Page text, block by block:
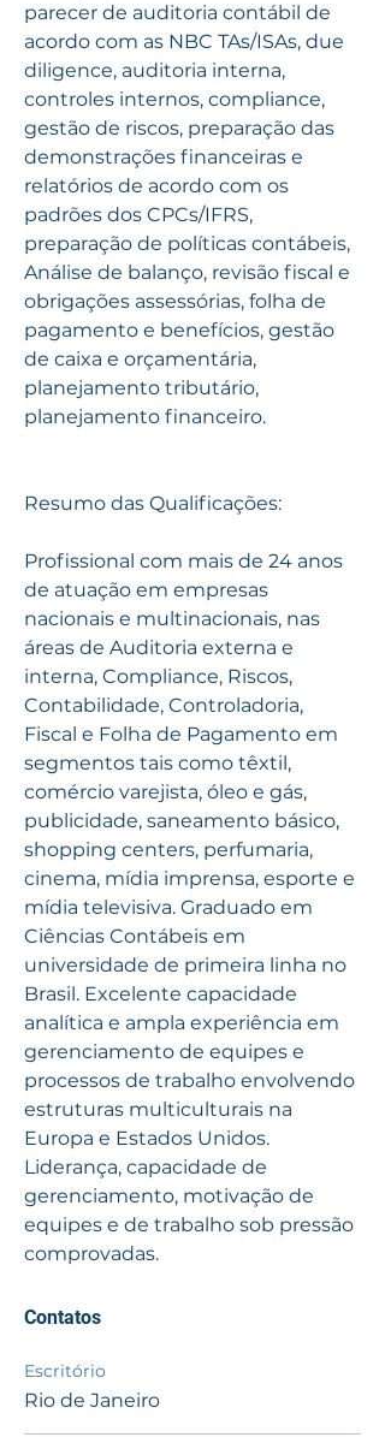
parecer de auditoria contábil de
acordo com as NBC TAs/ISAs, due
diligence, auditoria interna,
controles internos, compliance,
gestão de riscos, preparação das
demonstrações financeiras e
relatórios de acordo com os
padrões dos CPCs/IFRS,
preparação de políticas contábeis,
Análise de balanço, revisão fiscal e
obrigações assessórias, folha de
pagamento e benefícios, gestão
de caixa e orçamentária,
planejamento tributário,
planejamento financeiro.
Resumo das Qualificações:
Profissional com mais de 24 anos
de atuação em empresas
nacionais e multinacionais, nas
áreas de Auditoria externa e
interna, Compliance, Riscos,
Contabilidade, Controladoria,
Fiscal e Folha de Pagamento em
segmentos tais como têxtil,
comércio varejista, óleo e gás,
publicidade, saneamento básico,
shopping centers, perfumaria,
cinema, mídia imprensa, esporte e
mídia televisiva. Graduado em
Ciências Contábeis em
universidade de primeira linha no
Brasil. Excelente capacidade
analítica e ampla experiência em
gerenciamento de equipes e
processos de trabalho envolvendo
estruturas multiculturais na
Europa e Estados Unidos.
Liderança, capacidade de
gerenciamento, motivação de
equipes e de trabalho sob pressão
comprovadas.
Contatos
Escritório
Rio de Janeiro